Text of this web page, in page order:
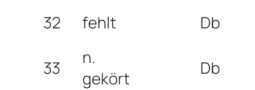
32 fehlt Db
33
n.
gekört
Db